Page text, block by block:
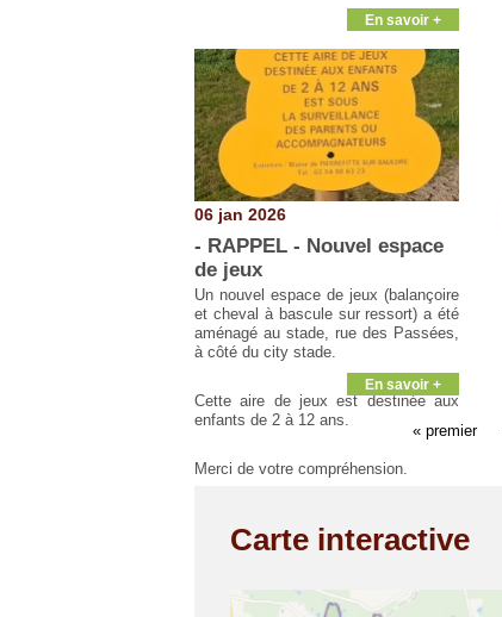
En savoir +
06 jan 2026
- RAPPEL - Nouvel espace
de jeux
Un nouvel espace de jeux (balançoire
et cheval à bascule sur ressort) a été
aménagé au stade, rue des Passées,
à côté du city stade.
Cette aire de jeux est destinée aux
enfants de 2 à 12 ans.
Merci de votre compréhension.
En savoir +
« premier
Carte interactive